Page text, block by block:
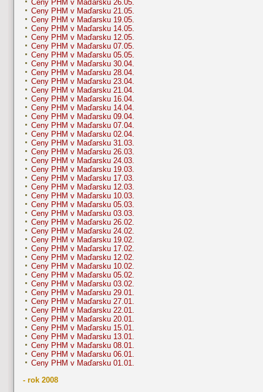
Ceny PHM v Maďarsku 26.05.
Ceny PHM v Maďarsku 21.05.
Ceny PHM v Maďarsku 19.05.
Ceny PHM v Maďarsku 14.05.
Ceny PHM v Maďarsku 12.05.
Ceny PHM v Maďarsku 07.05.
Ceny PHM v Maďarsku 05.05.
Ceny PHM v Maďarsku 30.04.
Ceny PHM v Maďarsku 28.04.
Ceny PHM v Maďarsku 23.04.
Ceny PHM v Maďarsku 21.04.
Ceny PHM v Maďarsku 16.04.
Ceny PHM v Maďarsku 14.04.
Ceny PHM v Maďarsku 09.04.
Ceny PHM v Maďarsku 07.04.
Ceny PHM v Maďarsku 02.04.
Ceny PHM v Maďarsku 31.03.
Ceny PHM v Maďarsku 26.03.
Ceny PHM v Maďarsku 24.03.
Ceny PHM v Maďarsku 19.03.
Ceny PHM v Maďarsku 17.03.
Ceny PHM v Maďarsku 12.03.
Ceny PHM v Maďarsku 10.03.
Ceny PHM v Maďarsku 05.03.
Ceny PHM v Maďarsku 03.03.
Ceny PHM v Maďarsku 26.02.
Ceny PHM v Maďarsku 24.02.
Ceny PHM v Maďarsku 19.02.
Ceny PHM v Maďarsku 17.02.
Ceny PHM v Maďarsku 12.02.
Ceny PHM v Maďarsku 10.02.
Ceny PHM v Maďarsku 05.02.
Ceny PHM v Maďarsku 03.02.
Ceny PHM v Maďarsku 29.01.
Ceny PHM v Maďarsku 27.01.
Ceny PHM v Maďarsku 22.01.
Ceny PHM v Maďarsku 20.01.
Ceny PHM v Maďarsku 15.01.
Ceny PHM v Maďarsku 13.01.
Ceny PHM v Maďarsku 08.01.
Ceny PHM v Maďarsku 06.01.
Ceny PHM v Maďarsku 01.01.
- rok 2008